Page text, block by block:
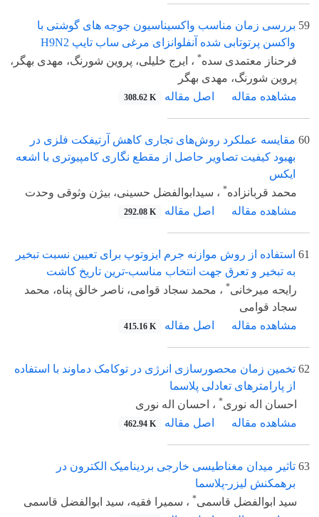
59 بررسی زمان مناسب واکسیناسیون جوجه های گوشتی با
واکسن پرتوتابی شده آنفلوانزای مرغی ساب تایپ H9N2
فرحناز معتمدی سده* ، ایرج خلیلی، پروین شورنگ، مهدی بهگر،
پروین شورنگ، مهدی بهگر
مشاهده مقاله
اصل مقاله 308.62 K
60 مقایسه عملکرد روش‌های تجاری کاهش آرتیفکت فلزی در
بهبود کیفیت تصاویر حاصل از مقطع نگاری کامپیوتری با اشعه
ایکس
محمد قربانزاده* ، سیدابوالفضل حسینی، بیژن وثوقی وحدت
مشاهده مقاله
اصل مقاله 292.08 K
61 استفاده از روش موازنه جرم ایزوتوپ برای تعیین نسبت تبخیر
به تبخیر و تعرق جهت انتخاب مناسب-ترین تاریخ کاشت
رایحه میرخانی* ، محمد سجاد قوامی، ناصر خالق پناه، محمد
سجاد قوامی
مشاهده مقاله
اصل مقاله 415.16 K
62 تخمین زمان محصورسازی انرژی در توکامک دماوند با استفاده
از پارامترهای تعادلی پلاسما
احسان اله نوری* ، احسان اله نوری
مشاهده مقاله
اصل مقاله 462.94 K
63 تاثیر میدان مغناطیسی خارجی بردینامیک الکترون در
برهمکنش لیزر-پلاسما
سید ابوالفضل قاسمی* ، سمیرا فقیه، سید ابوالفضل قاسمی